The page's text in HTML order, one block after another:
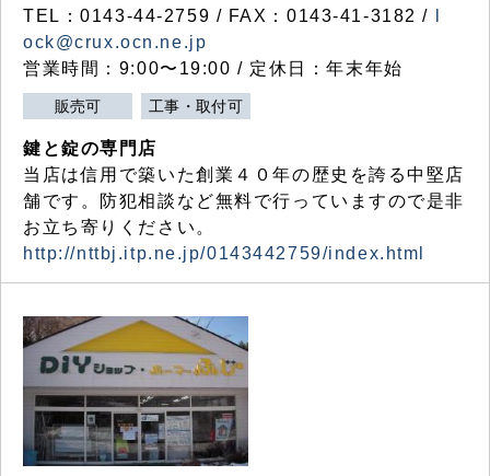
TEL：0143-44-2759 / FAX：0143-41-3182 /
ock@crux.ocn.ne.jp
営業時間：9:00〜19:00 / 定休日：年末年始
販売可 工事・取付可
鍵と錠の専門店
当店は信用で築いた創業４０年の歴史を誇る中堅店
舗です。防犯相談など無料で行っていますので是非
お立ち寄りください。
http://nttbj.itp.ne.jp/0143442759/index.html